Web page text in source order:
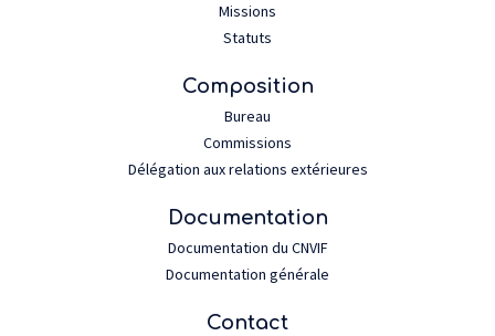
Missions
Statuts
Composition
Bureau
Commissions
Délégation aux relations extérieures
Documentation
Documentation du CNVIF
Documentation générale
Contact